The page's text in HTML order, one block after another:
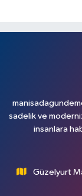
sadelik ve
insanlara
Güzelyurt